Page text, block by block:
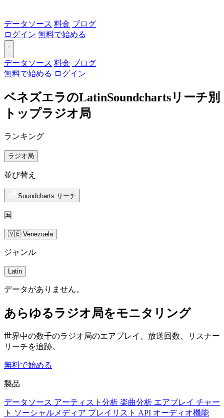
データソース 料金 ブログ
ログイン 無料で始める
データソース 料金 ブログ
無料で始める ログイン
ベネズエラのLatinSoundchartsリーチ別
トップラジオ局
ランキング
ラジオ局
並び替え
Soundcharts リーチ
国
🇻🇪 Venezuela
ジャンル
Latin
データがありません。
あらゆるラジオ局をモニタリング
世界中の数千のラジオ局のエアプレイ、放送回数、リスナー
リーチを追跡。
無料で始める
製品
データソース アーティスト分析 楽曲分析 エアプレイ チャー
ト ソーシャルメディア プレイリスト API オーディオ機能